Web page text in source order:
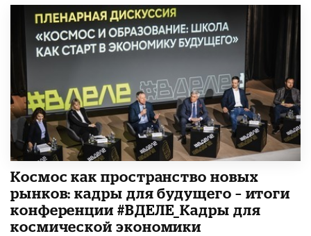
Космос как пространство новых
рынков: кадры для будущего – итоги
конференции #ВДЕЛЕ_Кадры для
космической экономики